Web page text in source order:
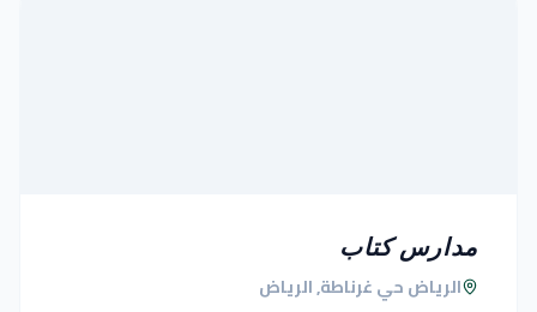
مدارس كتاب
الرياض حي غرناطة, الرياض